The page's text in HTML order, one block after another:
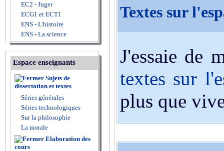
EC2 - Juger
ECG1 et ECT1
ENS - L'histoire
ENS - La science
Espace enseignants
Sujets de
dissertation et textes
Séries générales
Séries technologiques
Sur la philosophie
La morale
Elaboration des
cours
Textes sur
J'essaie de
textes sur
plus que